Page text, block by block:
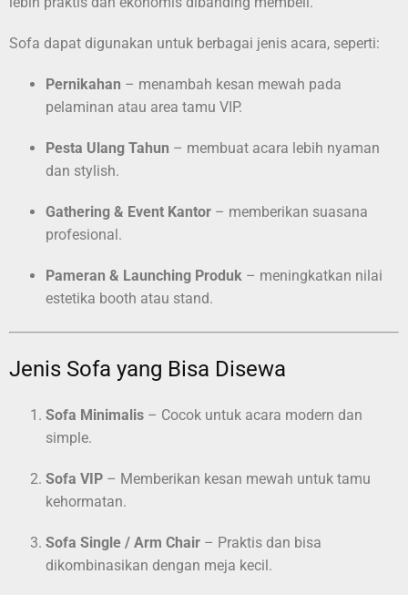
Sofa dapat digunakan untuk berbagai jenis acara, seperti:
Pernikahan – menambah kesan mewah pada
pelaminan atau area tamu VIP.
Pesta Ulang Tahun – membuat acara lebih nyaman
dan stylish.
Gathering & Event Kantor – memberikan suasana
profesional.
Pameran & Launching Produk – meningkatkan nilai
estetika booth atau stand.
Jenis Sofa yang Bisa Disewa
Sofa Minimalis – Cocok untuk acara modern dan
simple.
Sofa VIP – Memberikan kesan mewah untuk tamu
kehormatan.
Sofa Single / Arm Chair – Praktis dan bisa
dikombinasikan dengan meja kecil.